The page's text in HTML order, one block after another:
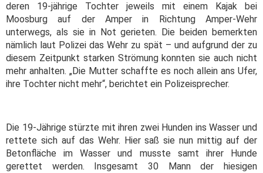
deren 19-jährige Tochter jeweils mit einem Kajak bei
Moosburg auf der Amper in Richtung Amper-Wehr
unterwegs, als sie in Not gerieten. Die beiden bemerkten
nämlich laut Polizei das Wehr zu spät – und aufgrund der zu
diesem Zeitpunkt starken Strömung konnten sie auch nicht
mehr anhalten. „Die Mutter schaffte es noch allein ans Ufer,
ihre Tochter nicht mehr“, berichtet ein Polizeisprecher.
Die 19-Jährige stürzte mit ihren zwei Hunden ins Wasser und
rettete sich auf das Wehr. Hier saß sie nun mittig auf der
Betonfläche im Wasser und musste samt ihrer Hunde
gerettet werden. Insgesamt 30 Mann der hiesigen